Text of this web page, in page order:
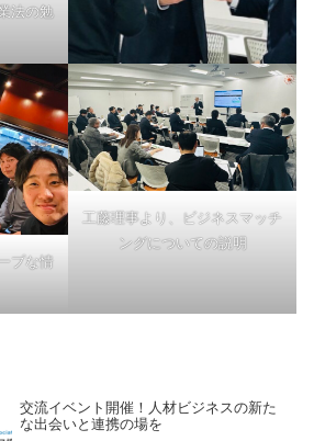
法の勉
プな情
工藤理事より、ビジネスマッチ
ングについての説明
交流イベント開催！人材ビジネスの新た
な出会いと連携の場を